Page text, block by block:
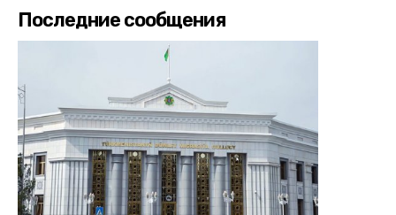
Последние сообщения